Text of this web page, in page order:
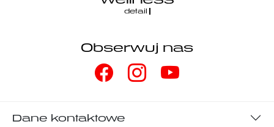
detailin
Obserwuj nas
Dane kontaktowe